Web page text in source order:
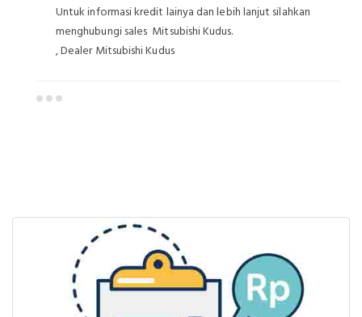
Untuk informasi kredit lainya dan lebih lanjut silahkan
menghubungi sales Mitsubishi Kudus.
, Dealer Mitsubishi Kudus